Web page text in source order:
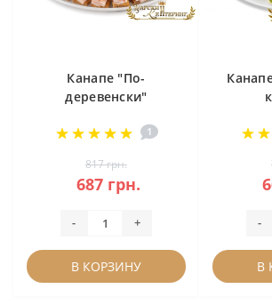
Канапе "По-
деревенски"
1
817 грн.
687 грн.
- +
В КОРЗИНУ
-
В